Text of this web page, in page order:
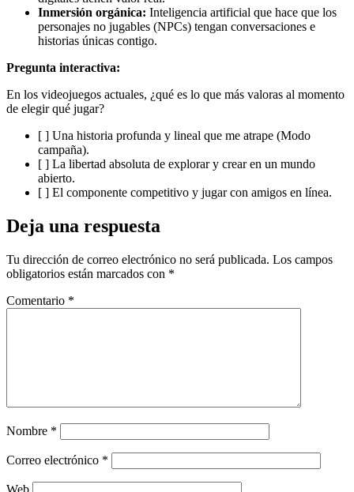
Inmersión orgánica: Inteligencia artificial que hace que los
personajes no jugables (NPCs) tengan conversaciones e
historias únicas contigo.
Pregunta interactiva:
En los videojuegos actuales, ¿qué es lo que más valoras al momento
de elegir qué jugar?
[ ] Una historia profunda y lineal que me atrape (Modo
campaña).
[ ] La libertad absoluta de explorar y crear en un mundo
abierto.
[ ] El componente competitivo y jugar con amigos en línea.
Deja una respuesta
Tu dirección de correo electrónico no será publicada. Los campos
obligatorios están marcados con *
Comentario *
Nombre *
Correo electrónico *
Web